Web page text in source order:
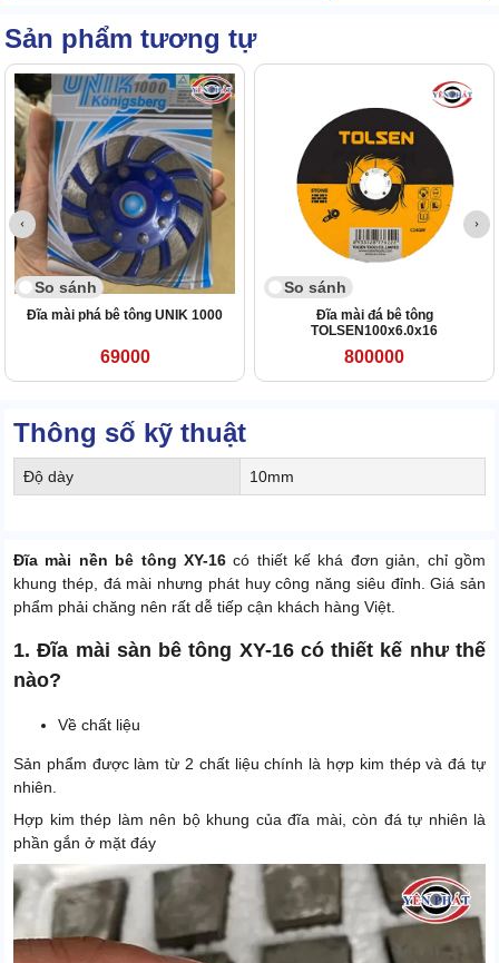
Sản phẩm tương tự
So sánh
Đĩa mài phá bê tông UNIK 1000
69000
So sánh
Đĩa mài đá bê tông
TOLSEN100x6.0x16
800000
Thông số kỹ thuật
Độ dày 10mm
Đĩa mài nền bê tông XY-16có thiết kế khá đơn giản, chỉ gồm
khung thép, đá mài nhưng phát huy công năng siêu đỉnh. Giá sản
phẩm phải chăng nên rất dễ tiếp cận khách hàng Việt.
1. Đĩa mài sàn bê tông XY-16 có thiết kế như thế
nào?
Về chất liệu
Sản phẩm được làm từ 2 chất liệu chính là hợp kim thép và đá tự
nhiên.
Hợp kim thép làm nên bộ khung của đĩa mài, còn đá tự nhiên là
phần gắn ở mặt đáy